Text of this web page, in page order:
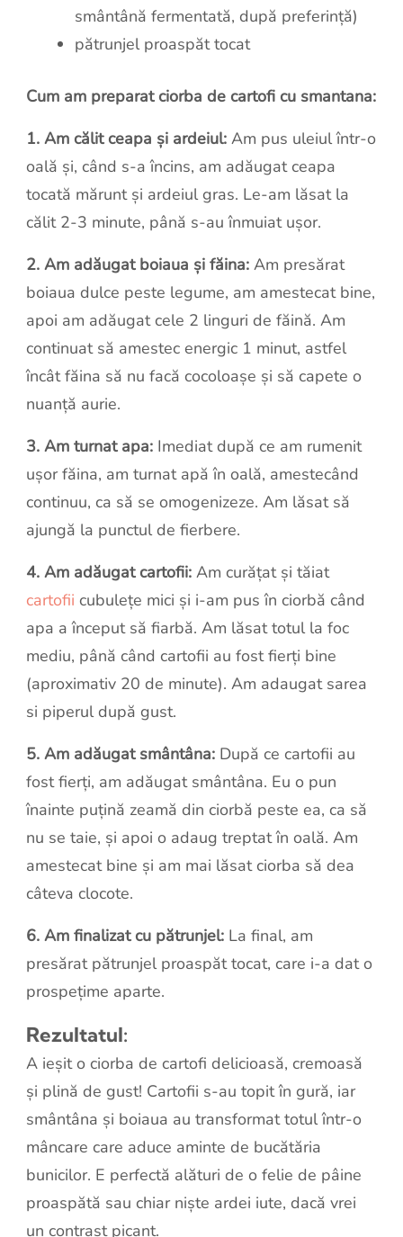
smântână fermentată, după preferință)
pătrunjel proaspăt tocat
Cum am preparat ciorba de cartofi cu smantana:
1. Am călit ceapa și ardeiul: Am pus uleiul într-o
oală și, când s-a încins, am adăugat ceapa
tocată mărunt și ardeiul gras. Le-am lăsat la
călit 2-3 minute, până s-au înmuiat ușor.
2. Am adăugat boiaua și făina: Am presărat
boiaua dulce peste legume, am amestecat bine,
apoi am adăugat cele 2 linguri de făină. Am
continuat să amestec energic 1 minut, astfel
încât făina să nu facă cocoloașe și să capete o
nuanță aurie.
3. Am turnat apa: Imediat după ce am rumenit
ușor făina, am turnat apă în oală, amestecând
continuu, ca să se omogenizeze. Am lăsat să
ajungă la punctul de fierbere.
4. Am adăugat cartofii: Am curățat și tăiat
cartofii cubulețe mici și i-am pus în ciorbă când
apa a început să fiarbă. Am lăsat totul la foc
mediu, până când cartofii au fost fierți bine
(aproximativ 20 de minute). Am adaugat sarea
si piperul după gust.
5. Am adăugat smântâna: După ce cartofii au
fost fierți, am adăugat smântâna. Eu o pun
înainte puțină zeamă din ciorbă peste ea, ca să
nu se taie, și apoi o adaug treptat în oală. Am
amestecat bine și am mai lăsat ciorba să dea
câteva clocote.
6. Am finalizat cu pătrunjel: La final, am
presărat pătrunjel proaspăt tocat, care i-a dat o
prospețime aparte.
Rezultatul:
A ieșit o ciorba de cartofi delicioasă, cremoasă
și plină de gust! Cartofii s-au topit în gură, iar
smântâna și boiaua au transformat totul într-o
mâncare care aduce aminte de bucătăria
bunicilor. E perfectă alături de o felie de pâine
proaspătă sau chiar niște ardei iute, dacă vrei
un contrast picant.